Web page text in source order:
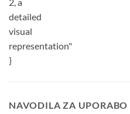
NAVODILA ZA UPORABO